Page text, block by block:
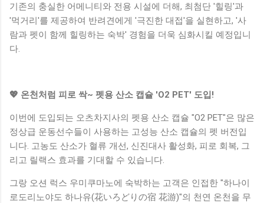
기존의 충실한 어메니티와 전용 시설에 더해, 최첨단 '힐링'과
'먹거리'를 제공하여 반려견에게 '극진한 대접'을 실현하고, '사
람과 펫이 함께 힐링하는 숙박' 경험을 더욱 심화시킬 예정입니
다.
💖 온천처럼 피로 싹~ 펫용 산소 캡슐 'O2 PET' 도입!
이번에 도입되는 오츠차지사의 펫용 산소 캡슐 "O2 PET"은 많은
정상급 운동선수들이 사용하는 고성능 산소 캡슐의 펫 버전입
니다. 고농도 산소가 혈류 개선, 신진대사 활성화, 피로 회복, 그
리고 릴랙스 효과를 기대할 수 있습니다.
그랑 오션 럭스 우미쿠마노에 숙박하는 고객은 인접한 "하나이
로도리노야도 하나유(花いろどりの宿 花游)"의 천연 온천을 무